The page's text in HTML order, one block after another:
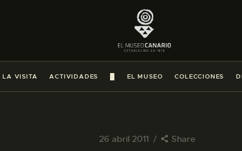
LA VISITA ACTIVIDADES EL MUSEO COLECCIONES
26 abril 2011 Share
PREPARAR LA VISITA
ACTIVIDADES
█